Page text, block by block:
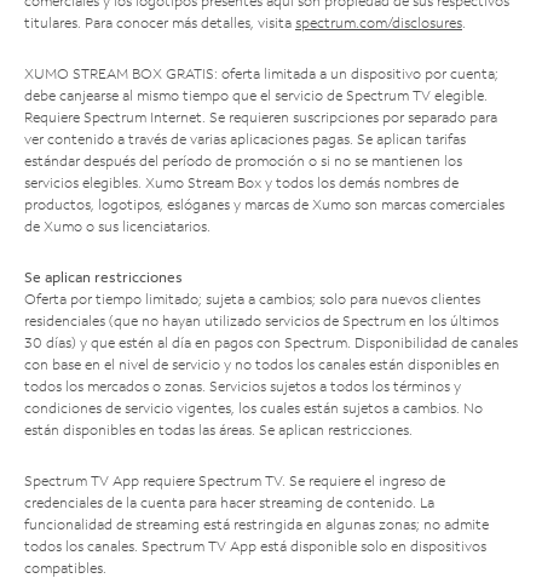
titulares. Para conocer más detalles, visita spectrum.com/disclosures.
XUMO STREAM BOX GRATIS: oferta limitada a un dispositivo por cuenta;
debe canjearse al mismo tiempo que el servicio de Spectrum TV elegible.
Requiere Spectrum Internet. Se requieren suscripciones por separado para
ver contenido a través de varias aplicaciones pagas. Se aplican tarifas
estándar después del período de promoción o si no se mantienen los
servicios elegibles. Xumo Stream Box y todos los demás nombres de
productos, logotipos, eslóganes y marcas de Xumo son marcas comerciales
de Xumo o sus licenciatarios.
Se aplican restricciones
Oferta por tiempo limitado; sujeta a cambios; solo para nuevos clientes
residenciales (que no hayan utilizado servicios de Spectrum en los últimos
30 días) y que estén al día en pagos con Spectrum. Disponibilidad de canales
con base en el nivel de servicio y no todos los canales están disponibles en
todos los mercados o zonas. Servicios sujetos a todos los términos y
condiciones de servicio vigentes, los cuales están sujetos a cambios. No
están disponibles en todas las áreas. Se aplican restricciones.
Spectrum TV App requiere Spectrum TV. Se requiere el ingreso de
credenciales de la cuenta para hacer streaming de contenido. La
funcionalidad de streaming está restringida en algunas zonas; no admite
todos los canales. Spectrum TV App está disponible solo en dispositivos
compatibles.